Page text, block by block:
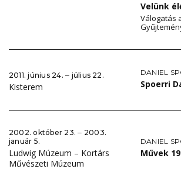
Velünk
Válogatás
2011. június 24. ‒ július 22.
Kisterem
DANIEL
Spoerri
2002. október 23. ‒ 2003.
január 5.
Ludwig Múzeum – Kortárs
Művészeti Múzeum
DANIEL
Művek